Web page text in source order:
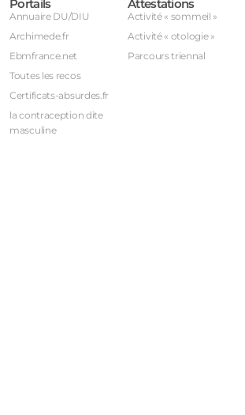
Portails
Annuaire DU/DIU
Archimede.fr
Ebmfrance.net
Toutes les recos
Certificats-absurdes.fr
la contraception dite
masculine
Attestations
Activité « sommeil »
Activité « otologie »
Parcours triennal